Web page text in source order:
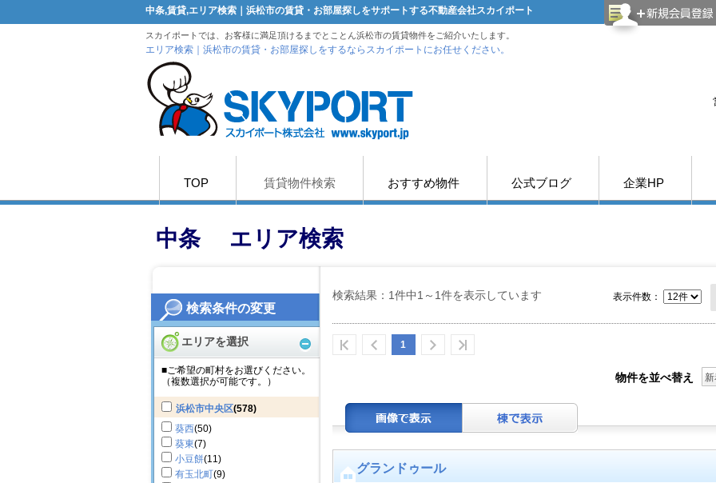
検索条件の変更
エリアを選択
■ご希望の町村をお選びください。
（複数選択が可能です。）
浜松市中央区(578)
葵西(50)
葵東(7)
小豆餅(11)
有玉北町(9)
中条,賃貸,エリア検索｜浜松市の賃貸・お部屋探しをサポートする不動産会社スカイポート
スカイポートでは、お客様に満足頂けるまでとことん浜松市の賃貸物件をご紹介いたします。
エリア検索｜浜松市の賃貸・お部屋探しをするならスカイポートにお任せください。
TOP 賃貸物件検索 おすすめ物件 公式ブログ 企業HP
中条 エリア検索
検索結果：1件中1～1件を表示しています
1
表示件数：
物件を並べ替え
グランドゥール